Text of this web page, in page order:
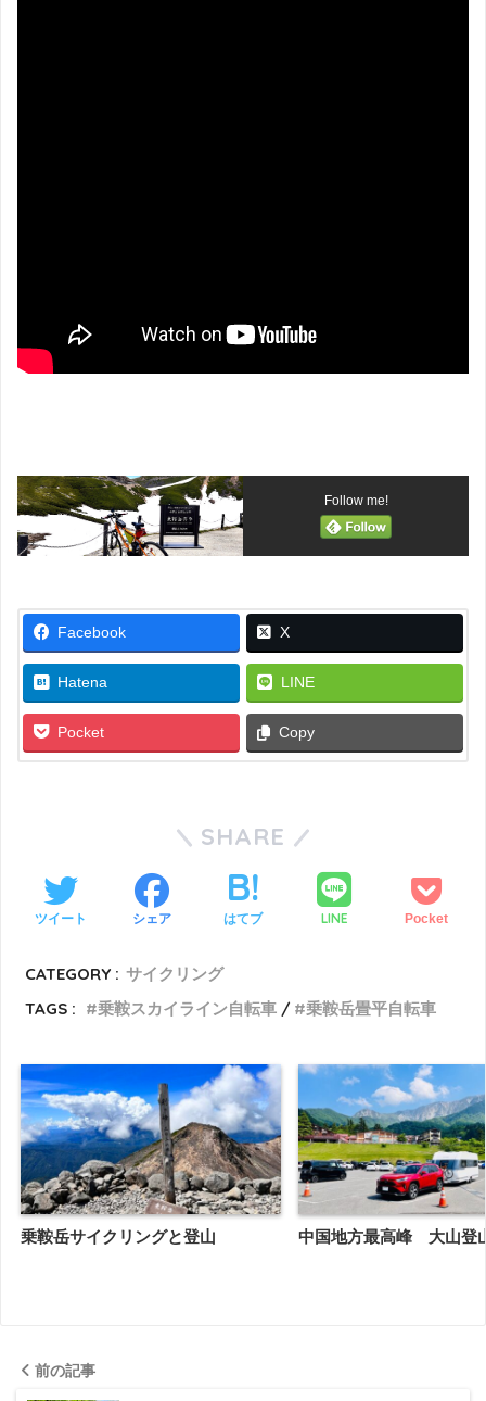
Follow me!
Facebook X
Hatena LINE
Pocket Copy
SHARE
ツイート シェア はてブ LINE Pocket
CATEGORY : サイクリング
TAGS :
乗鞍スカイライン自転車 乗鞍岳畳平自転車
乗鞍岳サイクリングと登山 中国地方最高峰 大山登
前の記事